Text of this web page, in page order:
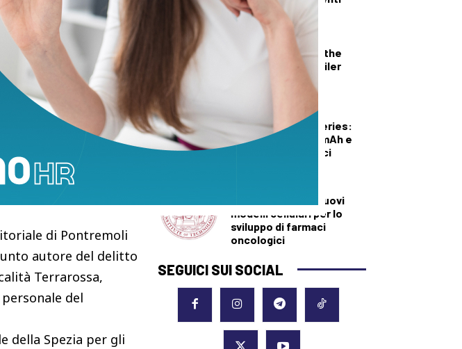
giorni. E che
in auto.
di coppia
una lettera,
palesava i
donna sarebbe
di Pontremoli
autore del delitto
Terrarossa,
del
della Spezia per gli
Onimusha: Way of the
Sword, il nuovo trailer
Xiaomi Redmi 17 Series:
batteria da 7.500 mAh e
display da 6,9 pollici
Creati quasi 700 nuovi
modelli cellulari per lo
sviluppo di farmaci
oncologici
SEGUICI SUI SOCIAL